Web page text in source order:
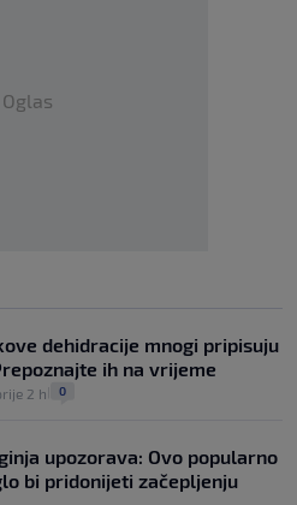
Oglas
dehidracije mnogi pripisuju
ih na vrijeme
2 h 0
upozorava: Ovo popularno
bi pridonijeti začepljenju